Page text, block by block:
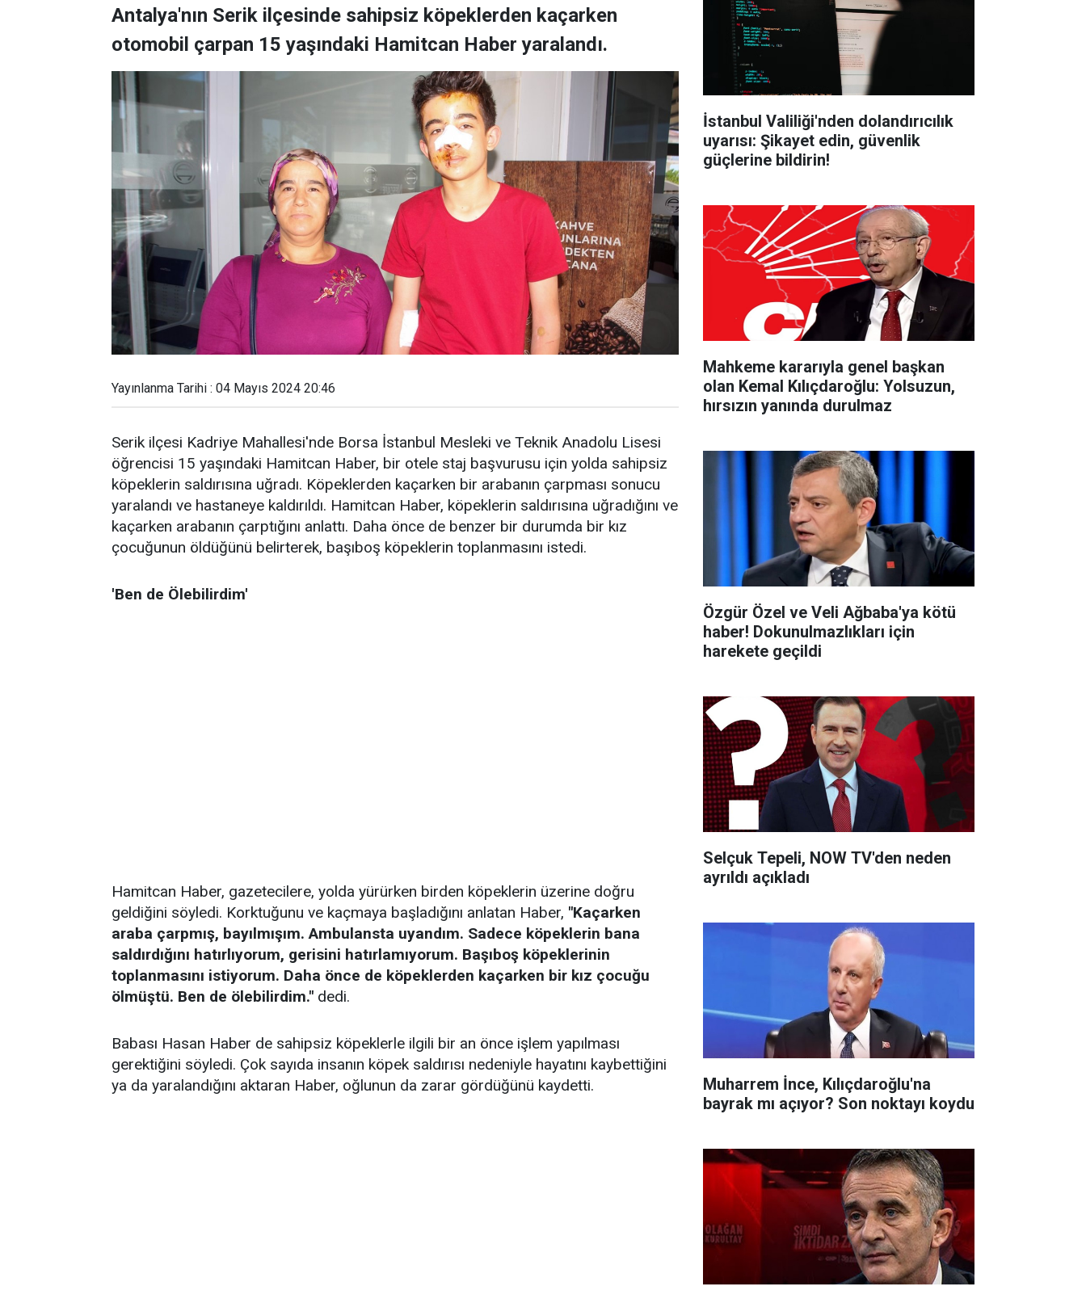
Antalya'nın Serik ilçesinde sahipsiz köpeklerden kaçarken
otomobil çarpan 15 yaşındaki Hamitcan Haber yaralandı.
Yayınlanma Tarihi : 04 Mayıs 2024 20:46
Serik ilçesi Kadriye Mahallesi'nde Borsa İstanbul Mesleki ve Teknik Anadolu Lisesi
öğrencisi 15 yaşındaki Hamitcan Haber, bir otele staj başvurusu için yolda sahipsiz
köpeklerin saldırısına uğradı. Köpeklerden kaçarken bir arabanın çarpması sonucu
yaralandı ve hastaneye kaldırıldı. Hamitcan Haber, köpeklerin saldırısına uğradığını ve
kaçarken arabanın çarptığını anlattı. Daha önce de benzer bir durumda bir kız
çocuğunun öldüğünü belirterek, başıboş köpeklerin toplanmasını istedi.
'Ben de Ölebilirdim'
Hamitcan Haber, gazetecilere, yolda yürürken birden köpeklerin üzerine doğru
geldiğini söyledi. Korktuğunu ve kaçmaya başladığını anlatan Haber, "Kaçarken
araba çarpmış, bayılmışım. Ambulansta uyandım. Sadece köpeklerin bana
saldırdığını hatırlıyorum, gerisini hatırlamıyorum. Başıboş köpeklerinin
toplanmasını istiyorum. Daha önce de köpeklerden kaçarken bir kız çocuğu
ölmüştü. Ben de ölebilirdim." dedi.
Babası Hasan Haber de sahipsiz köpeklerle ilgili bir an önce işlem yapılması
gerektiğini söyledi. Çok sayıda insanın köpek saldırısı nedeniyle hayatını kaybettiğini
ya da yaralandığını aktaran Haber, oğlunun da zarar gördüğünü kaydetti.
İstanbul Valiliği'nden dolandırıcılık
uyarısı: Şikayet edin, güvenlik
güçlerine bildirin!
Mahkeme kararıyla genel başkan
olan Kemal Kılıçdaroğlu: Yolsuzun,
hırsızın yanında durulmaz
Özgür Özel ve Veli Ağbaba'ya kötü
haber! Dokunulmazlıkları için
harekete geçildi
Selçuk Tepeli, NOW TV'den neden
ayrıldı açıkladı
Muharrem İnce, Kılıçdaroğlu'na
bayrak mı açıyor? Son noktayı koydu